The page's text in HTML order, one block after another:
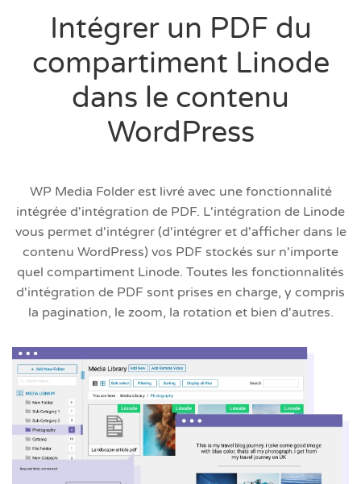
Intégrer un PDF du
compartiment Linode
dans le contenu
WordPress
WP Media Folder est livré avec une fonctionnalité
intégrée d'intégration de PDF. L'intégration de Linode
vous permet d'intégrer (d'intégrer et d'afficher dans le
contenu WordPress) vos PDF stockés sur n'importe
quel compartiment Linode. Toutes les fonctionnalités
d'intégration de PDF sont prises en charge, y compris
la pagination, le zoom, la rotation et bien d'autres.